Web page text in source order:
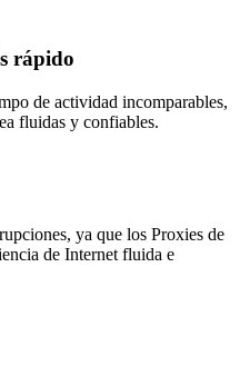
rápido
de actividad incomparables,
fluidas y confiables.
ya que los Proxies de
de Internet fluida e